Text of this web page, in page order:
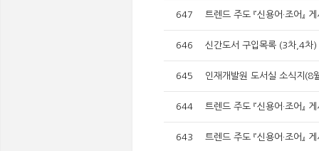
647 트렌드 주도 『신용어·조어』
646 신간도서 구입목록 (3차,4차)
645 인재개발원 도서실 소식지(8
644 트렌드 주도 『신용어·조어』
643 트렌드 주도 『신용어·조어』